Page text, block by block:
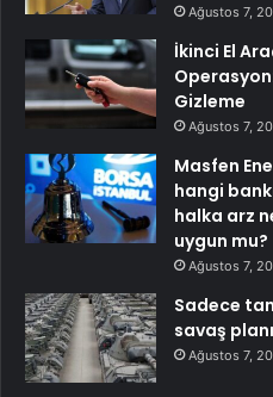
Ağustos 7,
İkinci El
Gizleme
Ağustos 7,
Masfen
hangi
halka arz
uygun mu?
Ağustos 7,
Sadece
savaş
Ağustos 7,